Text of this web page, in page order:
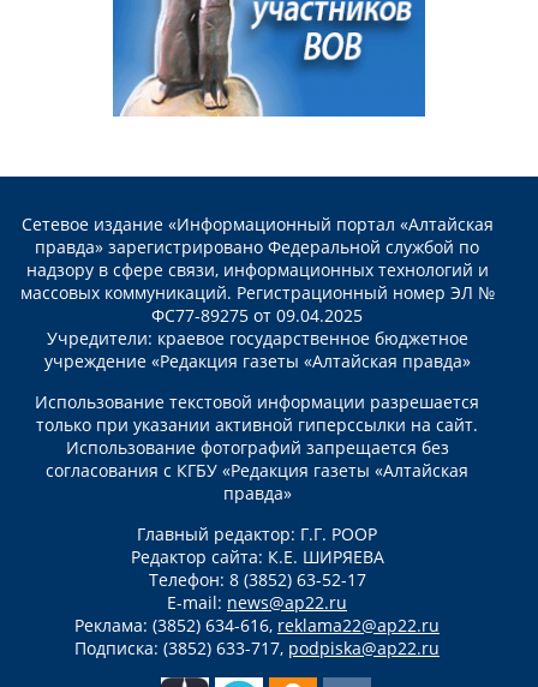
Сетевое издание «Информационный портал «Алтайская
правда» зарегистрировано Федеральной службой по
надзору в сфере связи, информационных технологий и
массовых коммуникаций. Регистрационный номер ЭЛ №
ФС77-89275 от 09.04.2025
Учредители: краевое государственное бюджетное
учреждение «Редакция газеты «Алтайская правда»
Использование текстовой информации разрешается
только при указании активной гиперссылки на сайт.
Использование фотографий запрещается без
согласования с КГБУ «Редакция газеты «Алтайская
правда»
Главный редактор: Г.Г. РООР
Редактор сайта: К.Е. ШИРЯЕВА
Телефон: 8 (3852) 63-52-17
E-mail: news@ap22.ru
Реклама: (3852) 634-616, reklama22@ap22.ru
Подписка: (3852) 633-717, podpiska@ap22.ru